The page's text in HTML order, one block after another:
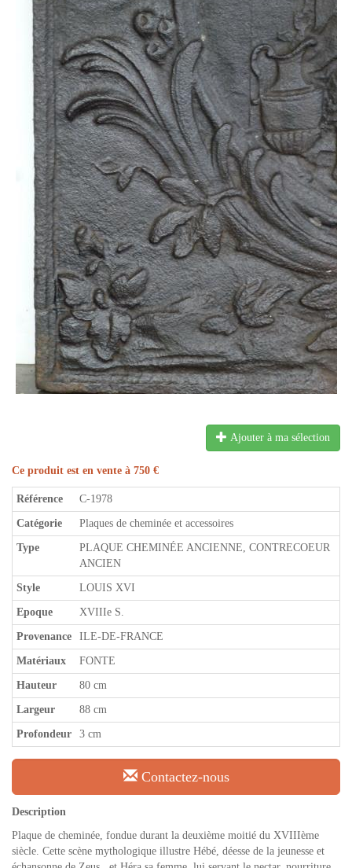
Ajouter à ma sélection
Ce produit est en vente à 750 €
Référence C-1978
Catégorie Plaques de cheminée et accessoires
Type
PLAQUE CHEMINÉE ANCIENNE, CONTRECOEUR
ANCIEN
Style LOUIS XVI
Epoque XVIIIe S.
Provenance ILE-DE-FRANCE
Matériaux FONTE
Hauteur 80 cm
Largeur 88 cm
Profondeur 3 cm
Contactez-nous
Description
Plaque de cheminée, fondue durant la deuxième moitié du XVIIIème
siècle. Cette scène mythologique illustre Hébé, déesse de la jeunesse et